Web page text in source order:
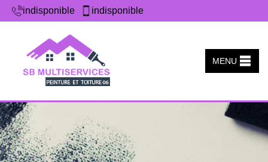
indisponible indisponible
MENU